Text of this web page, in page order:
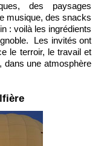
musique, des snacks
: voilà les ingrédients
Les invités ont
le terroir, le travail et
dans une atmosphère